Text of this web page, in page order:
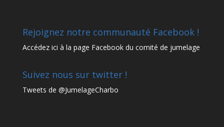
Rejoignez notre communauté Facebook !
Accédez ici à la page Facebookdu comité de jumelage
Suivez nous sur twitter !
Tweets de @JumelageCharbo